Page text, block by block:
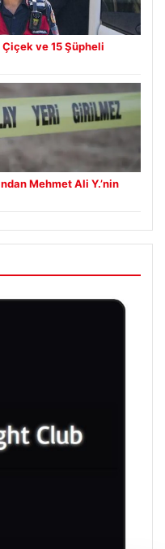
ve 15 Şüpheli
Mehmet Ali Y.’nin